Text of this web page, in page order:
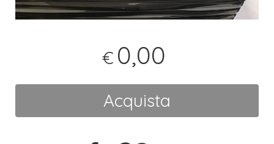
€ 0,00
Acquista